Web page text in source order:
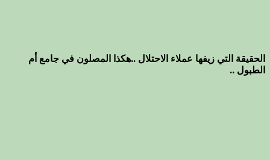
الحقيقة التي زيفها عملاء الاحتلال ..هكذا المصلون في جامع أم
الطبول ..